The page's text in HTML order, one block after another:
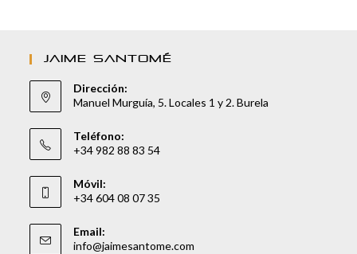
JAIME SANTOMÉ
Dirección:
Manuel Murguía, 5. Locales 1 y 2. Burela
Teléfono:
+34 982 88 83 54
Móvil:
+34 604 08 07 35
Email:
info@jaimesantome.com